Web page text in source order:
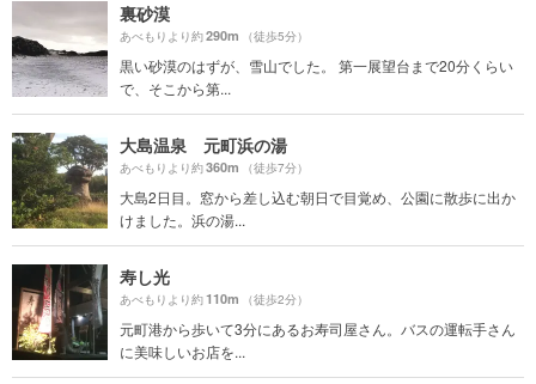
裏砂漠
あべもりより約290m （徒歩5分）
黒い砂漠のはずが、雪山でした。 第一展望台まで20分くらい
で、そこから第...
大島温泉 元町浜の湯
あべもりより約360m （徒歩7分）
大島2日目。窓から差し込む朝日で目覚め、公園に散歩に出か
けました。浜の湯...
寿し光
あべもりより約110m （徒歩2分）
元町港から歩いて3分にあるお寿司屋さん。バスの運転手さん
に美味しいお店を...